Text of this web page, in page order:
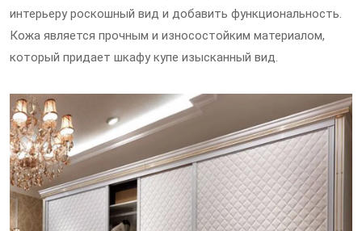
интерьеру роскошный вид и добавить функциональность.
Кожа является прочным и износостойким материалом,
который придает шкафу купе изысканный вид.